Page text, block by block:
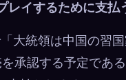
レイするために支払
大統領は中国の習
承認する予定であ